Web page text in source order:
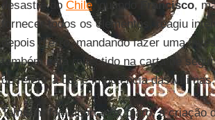
desastre do Chile, quando Francisco,
fornecer todos os elementos, reagiu
depois o erro, mandando fazer uma
também está reflectido na carta de
de referir a dor e impotência das vítimas.
Também foi importante, claro, a criação